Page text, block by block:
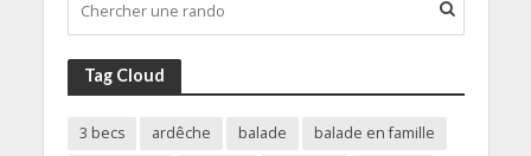
Tag Cloud
3 becs ardêche balade
balade en famille